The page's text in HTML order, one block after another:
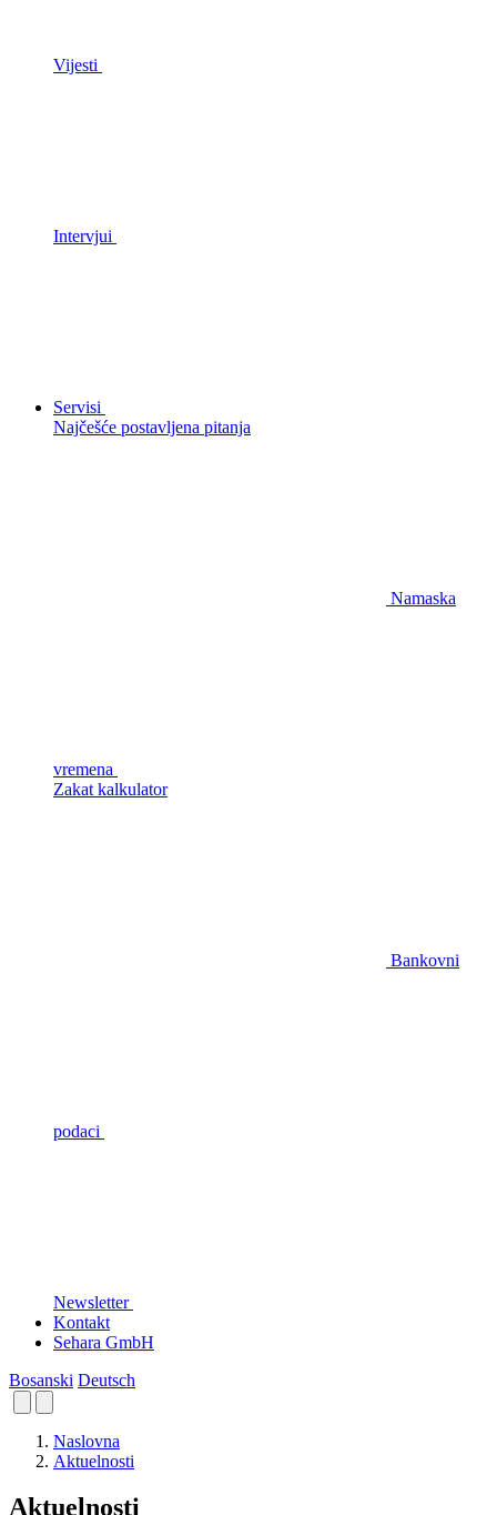
Vijesti
Intervjui
Servisi
Najčešće postavljena pitanja
Namaska
vremena
Zakat kalkulator
Bankovni
podaci
Newsletter
Kontakt
Sehara GmbH
Bosanski Deutsch
Naslovna
Aktuelnosti
Aktuelnosti